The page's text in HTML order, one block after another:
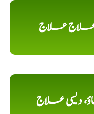
علاج علاج
دیسی علاج